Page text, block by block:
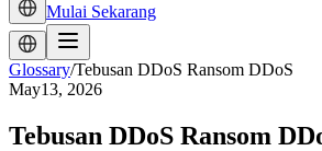
Mulai Sekarang
Glossary/Tebusan DDoS Ransom DDoS
May13, 2026
Tebusan DDoS Ransom